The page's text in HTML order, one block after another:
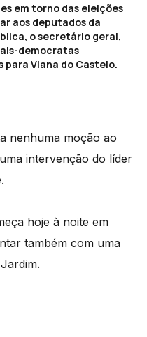
em torno das eleições
aos deputados da
o secretário geral,
democratas
para Viana do Castelo.
nenhuma moção ao
intervenção do líder
hoje à noite em
também com uma